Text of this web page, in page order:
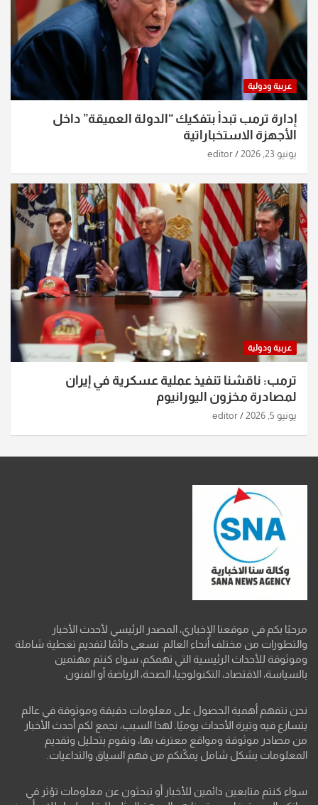
عربية ودولية
إدارة ترمب تبدأ بتفكيك “الدولة العميقة” داخل
الأجهزة الاستخباراتية
يونيو 23, 2026 editor
عربية ودولية
ترمب: ناقشنا تنفيذ عملية عسكرية في إيران
لمصادرة مخزون اليورانيوم
يونيو 5, 2026 editor
مرحبًا بكم في موقعنا الإخباري، المصدر الرئيسي لأحدث الأخبار
والتطورات من مختلف أنحاء العالم. نسعى دائمًا لتقديم تغطية شاملة
وموثوقة للأحداث الرئيسية التي تهمكم، سواء كنتم مهتمين
بالسياسة، الاقتصاد، التكنولوجيا، الصحة، الرياضة أو الفنون.
نحن نتفهم أهمية الحصول على معلومات دقيقة وموثوقة في عالم
يتسارع فيه وتيرة الأحداث يوميًا. لهذا السبب، نجمع لكم أحدث الأخبار
من مصادر موثوقة ومواقع معترف بها، ونقوم بتحليل وتقديم
المعلومات بشكل شامل يمكّنكم من فهم السياق والتداعيات.
سواء كنتم متابعين دائمين للأخبار أو تبحثون عن معلومات تؤثر في